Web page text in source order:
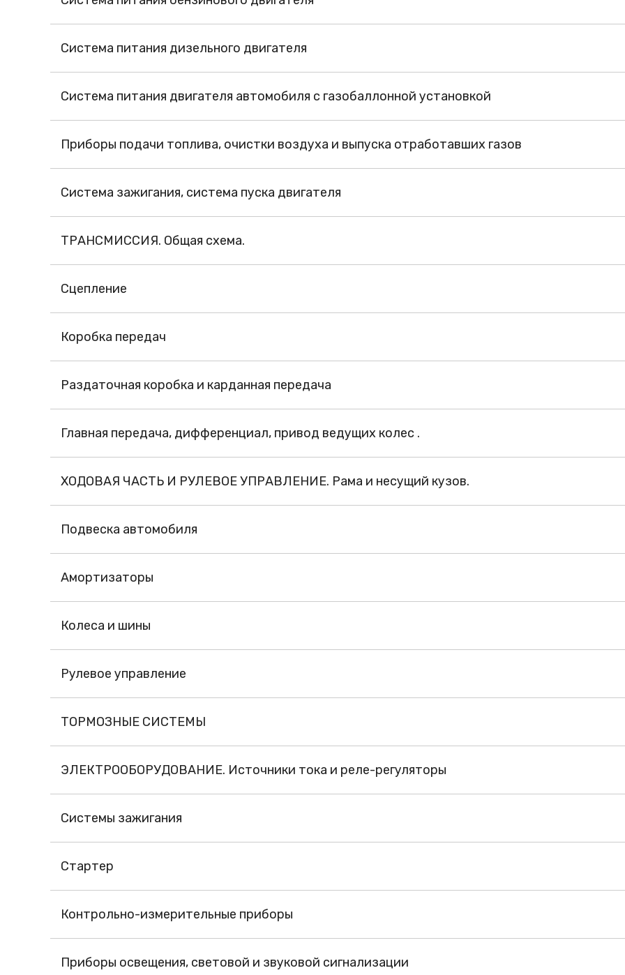
Система питания дизельного двигателя
Система питания двигателя автомобиля с газобаллонной установкой
Приборы подачи топлива, очистки воздуха и выпуска отработавших газов
Система зажигания, система пуска двигателя
ТРАНСМИССИЯ. Общая схема.
Сцепление
Коробка передач
Раздаточная коробка и карданная передача
Главная передача, дифференциал, привод ведущих колес .
ХОДОВАЯ ЧАСТЬ И РУЛЕВОЕ УПРАВЛЕНИЕ. Рама и несущий кузов.
Подвеска автомобиля
Амортизаторы
Колеса и шины
Рулевое управление
ТОРМОЗНЫЕ СИСТЕМЫ
ЭЛЕКТРООБОРУДОВАНИЕ. Источники тока и реле-регуляторы
Системы зажигания
Стартер
Контрольно-измерительные приборы
Приборы освещения, световой и звуковой сигнализации